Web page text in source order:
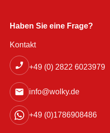
Haben Sie eine Frage?
Kontakt
+49 (0) 2822 6023979
info@wolky.de
+49 (0)1786908486